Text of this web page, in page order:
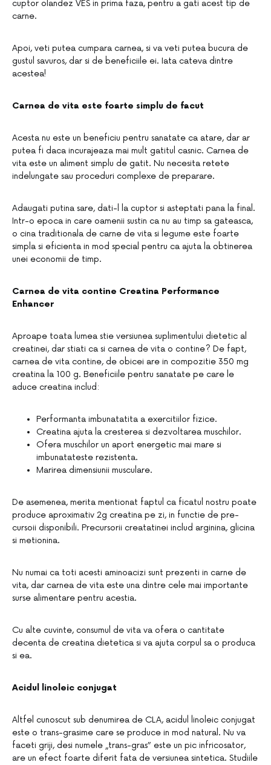
cuptor olandez VES in prima faza, pentru a gati acest tip de
carne.
Apoi, veti putea cumpara carnea, si va veti putea bucura de
gustul savuros, dar si de beneficiile ei. Iata cateva dintre
acestea!
Carnea de vita este foarte simplu de facut
Acesta nu este un beneficiu pentru sanatate ca atare, dar ar
putea fi daca incurajeaza mai mult gatitul casnic. Carnea de
vita este un aliment simplu de gatit. Nu necesita retete
indelungate sau proceduri complexe de preparare.
Adaugati putina sare, dati-l la cuptor si asteptati pana la final.
Intr-o epoca in care oamenii sustin ca nu au timp sa gateasca,
o cina traditionala de carne de vita si legume este foarte
simpla si eficienta in mod special pentru ca ajuta la obtinerea
unei economii de timp.
Carnea de vita contine Creatina Performance
Enhancer
Aproape toata lumea stie versiunea suplimentului dietetic al
creatinei, dar stiati ca si carnea de vita o contine? De fapt,
carnea de vita contine, de obicei are in compozitie 350 mg
creatina la 100 g. Beneficiile pentru sanatate pe care le
aduce creatina includ:
Performanta imbunatatita a exercitiilor fizice.
Creatina ajuta la cresterea si dezvoltarea muschilor.
Ofera muschilor un aport energetic mai mare si
imbunatateste rezistenta.
Marirea dimensiunii musculare.
De asemenea, merita mentionat faptul ca ficatul nostru poate
produce aproximativ 2g creatina pe zi, in functie de pre-
cursoii disponibili. Precursorii creatatinei includ arginina, glicina
si metionina.
Nu numai ca toti acesti aminoacizi sunt prezenti in carne de
vita, dar carnea de vita este una dintre cele mai importante
surse alimentare pentru acestia.
Cu alte cuvinte, consumul de vita va ofera o cantitate
decenta de creatina dietetica si va ajuta corpul sa o produca
si ea.
Acidul linoleic conjugat
Altfel cunoscut sub denumirea de CLA, acidul linoleic conjugat
este o trans-grasime care se produce in mod natural. Nu va
faceti griji, desi numele „trans-gras” este un pic infricosator,
are un efect foarte diferit fata de versiunea sintetica. Studiile